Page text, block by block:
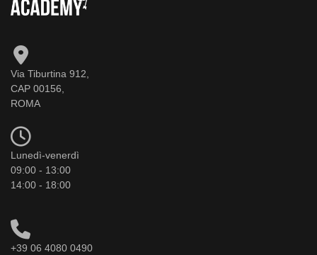
Via Tiburtina 912,
CAP 00156,
ROMA
Lunedì-venerdì
09:00 - 13:00
14:00 - 18:00
+39 06 4080 0490